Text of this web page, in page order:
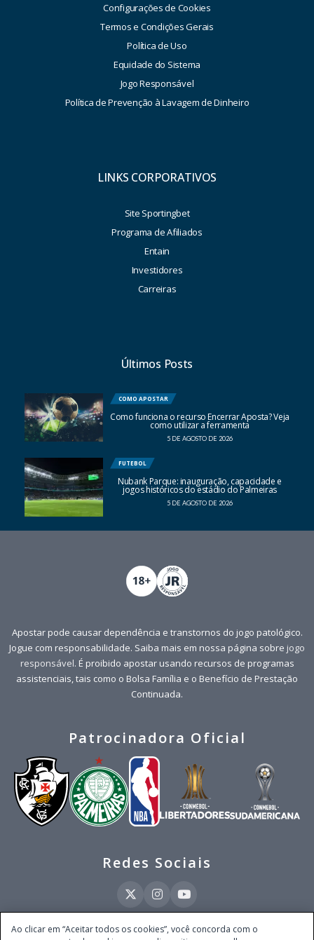
Configurações de Cookies
Termos e Condições Gerais
Política de Uso
Equidade do Sistema
Jogo Responsável
Política de Prevenção à Lavagem de Dinheiro
LINKS CORPORATIVOS
Site Sportingbet
Programa de Afiliados
Entain
Investidores
Carreiras
Últimos Posts
COMO APOSTAR
Como funciona o recurso Encerrar Aposta? Veja
como utilizar a ferramenta
5 DE AGOSTO DE 2026
FUTEBOL
Nubank Parque: inauguração, capacidade e
jogos históricos do estádio do Palmeiras
5 DE AGOSTO DE 2026
Apostar pode causar dependência e transtornos do jogo patológico.
Jogue com responsabilidade. Saiba mais em nossa página sobre jogo
responsável. É proibido apostar usando recursos de programas
assistenciais, tais como o Bolsa Família e o Benefício de Prestação
Continuada.
Patrocinadora Oficial
Redes Sociais
Ao clicar em “Aceitar todos os cookies”, você concorda com o